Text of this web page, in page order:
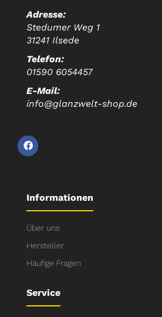
Adresse:
Stedumer Weg 1
31241 Ilsede
Telefon:
01590 6054457
E-Mail:
info@glanzwelt-shop.de
Informationen
Über uns
Hersteller
Häufige Fragen
Service